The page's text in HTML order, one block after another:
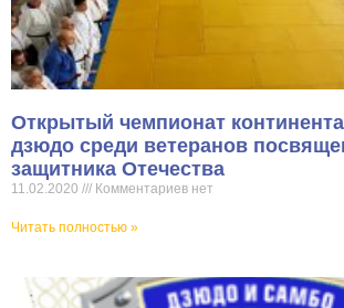
Открытый чемпионат
дзюдо среди ветеранов
защитника Отечества
11.02.2020 Комментариев нет
Читать полностью »